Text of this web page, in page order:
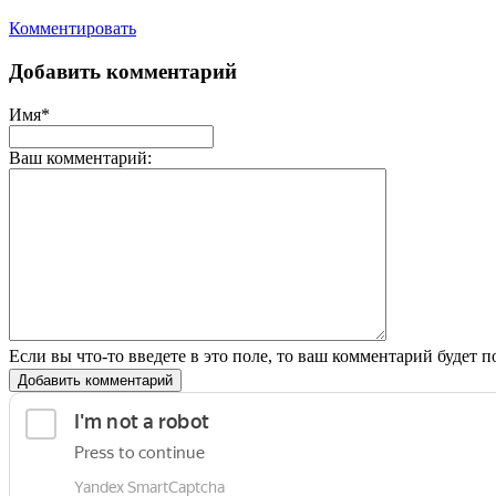
Комментировать
Добавить комментарий
Имя*
Ваш комментарий:
Если вы что-то введете в это поле, то ваш комментарий будет
Добавить комментарий